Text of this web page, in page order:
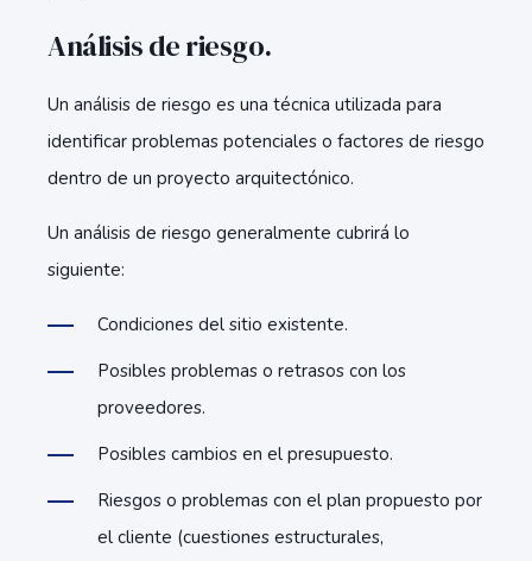
Análisis de riesgo.
Un análisis de riesgo es una técnica utilizada para
identificar problemas potenciales o factores de riesgo
dentro de un proyecto arquitectónico.
Un análisis de riesgo generalmente cubrirá lo
siguiente:
Condiciones del sitio existente.
Posibles problemas o retrasos con los
proveedores.
Posibles cambios en el presupuesto.
Riesgos o problemas con el plan propuesto por
el cliente (cuestiones estructurales,